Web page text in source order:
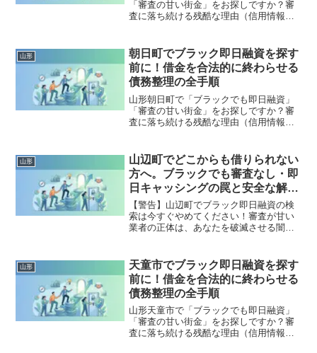
「審査の甘い街金」をお探しですか？審
査に落ち続ける残酷な理由（信用情報と
底解説。多重債務の地獄から抜け出し、
合法的に借金を減額・免除する「債務整
理」の正しい知識と、今すぐ督促を止め
る無料相談窓口をご案内します。
山形
朝日町でブラック即日融資を探す
前に！借金を合法的に終わらせる
債務整理の全手順
山形朝日町で「ブラックでも即日融資」
「審査の甘い街金」をお探しですか？審
査に落ち続ける残酷な理由（信用情報と
底解説。多重債務の地獄から抜け出し、
合法的に借金を減額・免除する「債務整
理」の正しい知識と、今すぐ督促を止め
る無料相談窓口をご案内します。
山形
山辺町でどこからも借りられない
方へ。ブラックでも審査なし・即
日キャッシングの罠と安全な解決
策
【警告】山辺町でブラック即日融資の検
索は今すぐやめてください！審査が甘い
業者の正体は、あなたを破滅させる闇金
町で違法業者を避け、借金地獄から抜け
出した方々の実体験と確実な解決策を完
全公開。
山形
天童市でブラック即日融資を探す
前に！借金を合法的に終わらせる
債務整理の全手順
山形天童市で「ブラックでも即日融資」
「審査の甘い街金」をお探しですか？審
査に落ち続ける残酷な理由（信用情報と